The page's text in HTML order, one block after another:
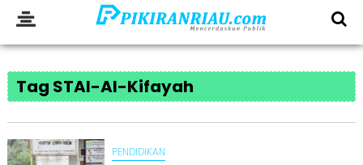
Tag STAI-Al-Kifayah
PENDIDIKAN